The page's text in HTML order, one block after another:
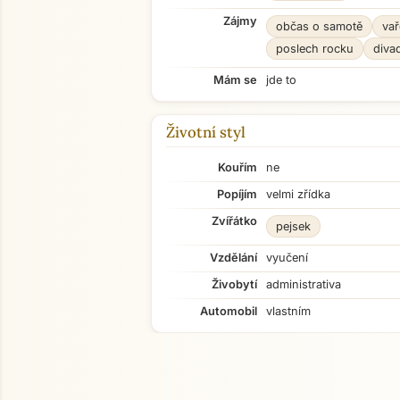
Zájmy občas o samotě
poslech rocku
Mám se jde to
Životní styl
Kouřím
ne
Popíjím
velmi zřídka
Zvířátko
pejsek
Vzdělání
vyučení
Živobytí
administrativa
Automobil
vlastním